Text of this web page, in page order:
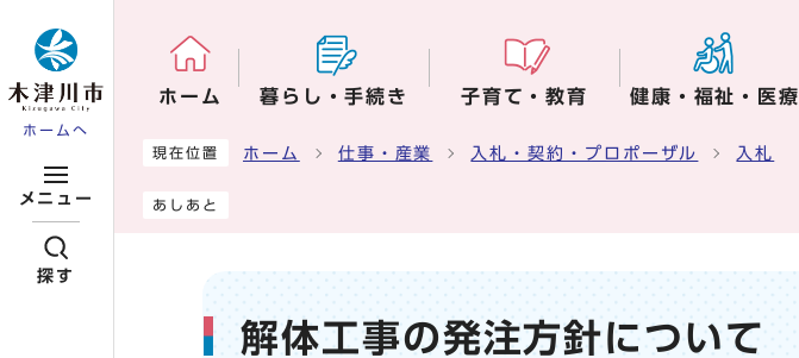
ホームへ
メニュー
探す
ホーム 暮らし・手続き 子育て・教育 健康・福祉・医療
ここから本文です
現在位置 ホーム 仕事・産業 入札・契約・プロポーザル 入札
あしあと
解体工事の発注方針について